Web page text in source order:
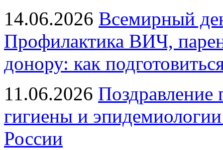
14.06.2026 Всемирный
Профилактика ВИЧ,
донору: как
11.06.2026 Поздравление
гигиены и
России